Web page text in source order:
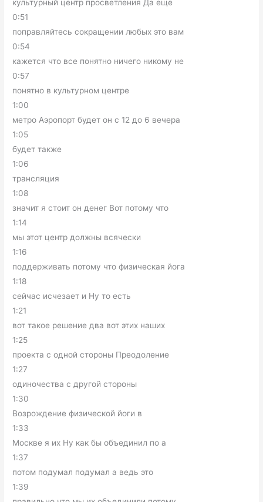
культурный центр просветления Да ещё
0:51
поправляйтесь сокращении любых это вам
0:54
кажется что все понятно ничего никому не
0:57
понятно в культурном центре
1:00
метро Аэропорт будет он с 12 до 6 вечера
1:05
будет также
1:06
трансляция
1:08
значит я стоит он денег Вот потому что
1:14
мы этот центр должны всячески
1:16
поддерживать потому что физическая йога
1:18
сейчас исчезает и Ну то есть
1:21
вот такое решение два вот этих наших
1:25
проекта с одной стороны Преодоление
1:27
одиночества с другой стороны
1:30
Возрождение физической йоги в
1:33
Москве я их Ну как бы объединил по а
1:37
потом подумал подумал а ведь это
1:39